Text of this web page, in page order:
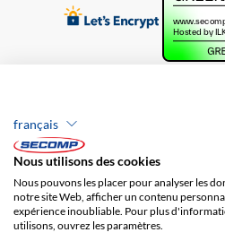
Brands
français
Nous utilisons des cookies
Nous pouvons les placer pour analyser les
notre site Web, afficher un contenu
expérience inoubliable. Pour plus
utilisons, ouvrez les paramètres.